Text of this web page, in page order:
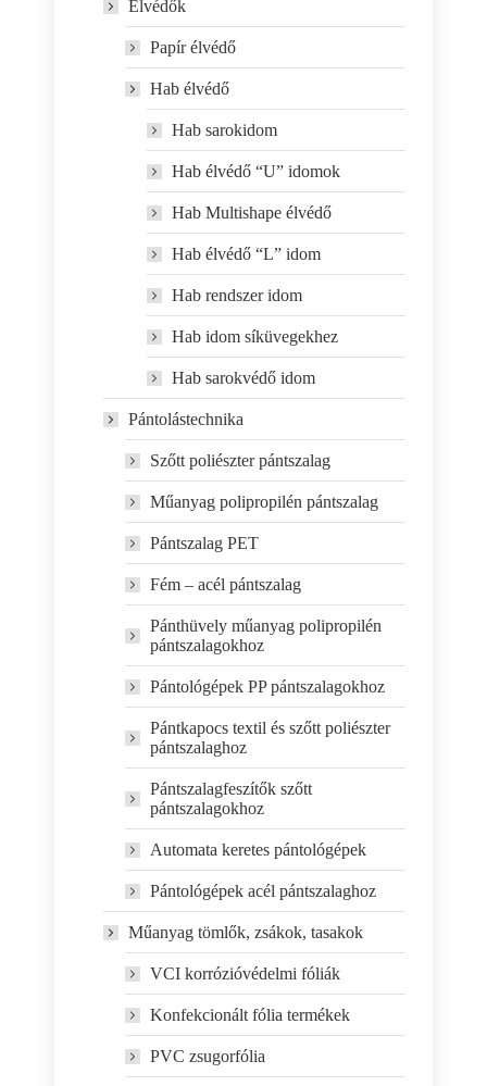
Élvédők
Papír élvédő
Hab élvédő
Hab sarokidom
Hab élvédő “U” idomok
Hab Multishape élvédő
Hab élvédő “L” idom
Hab rendszer idom
Hab idom síküvegekhez
Hab sarokvédő idom
Pántolástechnika
Szőtt poliészter pántszalag
Műanyag polipropilén pántszalag
Pántszalag PET
Fém – acél pántszalag
Pánthüvely műanyag polipropilén
pántszalagokhoz
Pántológépek PP pántszalagokhoz
Pántkapocs textil és szőtt poliészter
pántszalaghoz
Pántszalagfeszítők szőtt
pántszalagokhoz
Automata keretes pántológépek
Pántológépek acél pántszalaghoz
Műanyag tömlők, zsákok, tasakok
VCI korrózióvédelmi fóliák
Konfekcionált fólia termékek
PVC zsugorfólia